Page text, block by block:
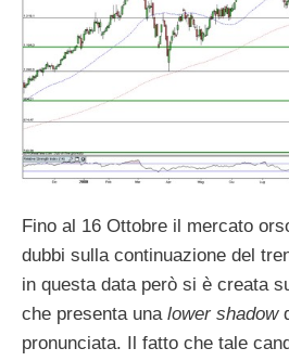
Fino al 16 Ottobre il mercato
dubbi sulla continuazione del
in questa data però si è creata
che presenta una lower shadow
pronunciata. Il fatto che tale